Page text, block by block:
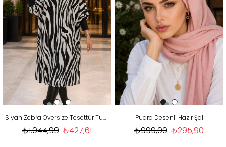
Siyah Zebra Oversize Tesettür Tunik
₺427,61
₺1.044,99
Pudra Desenli Hazır Şal
₺295,90
₺999,99